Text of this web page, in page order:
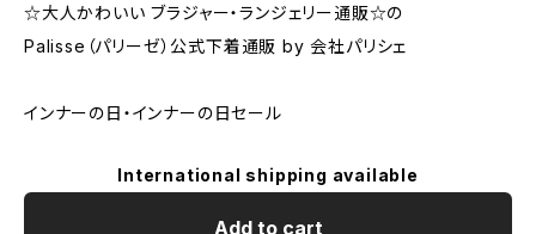
☆大人かわいい ブラジャー・ランジェリー通販☆の
Palisse（パリーゼ）公式下着通販 by 会社パリシェ
インナーの日・インナーの日セール
International shipping available
Add to cart